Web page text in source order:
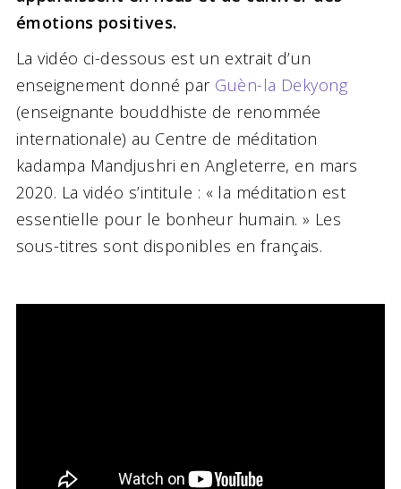
émotions positives.
La vidéo ci-dessous est un extrait d’un
enseignement donné par Guèn-la Dekyong
(enseignante bouddhiste de renommée
internationale) au Centre de méditation
kadampa Mandjushri en Angleterre, en mars
2020. La vidéo s’intitule : « la méditation est
essentielle pour le bonheur humain. » Les
sous-titres sont disponibles en français.